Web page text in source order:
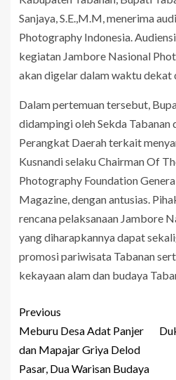
Sanjaya, S.E.,M.M, menerima
Photography Indonesia.
kegiatan Jambore Nasional
akan digelar dalam waktu dekat
Dalam pertemuan tersebut,
didampingi oleh Sekda Tabanan
Perangkat Daerah terkait
Kusnandiselaku Chairman Of
Photography Foundation
Magazine, dengan antusias.
rencana pelaksanaan Jambore
yang diharapkannya dapat
promosi pariwisata Tabanan
kekayaan alam dan budaya
Previous
Meburu Desa Adat Panjer
dan Mapajar Griya Delod
Pasar, Dua Warisan Budaya